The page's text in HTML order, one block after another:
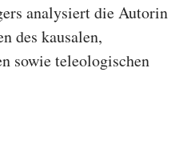
analysiert die Autorin
des kausalen,
sowie teleologischen